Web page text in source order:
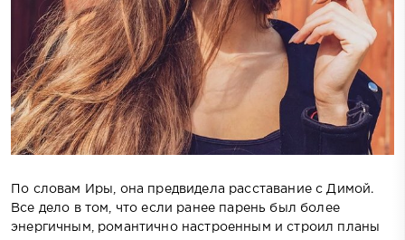
По словам Иры, она предвидела расставание с Димой.
Все дело в том, что если ранее парень был более
энергичным, романтично настроенным и строил планы